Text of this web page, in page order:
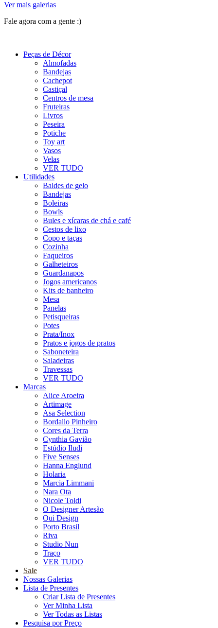
Ver mais galerias
Fale agora com a gente :)
Peças de Décor
Almofadas
Bandejas
Cachepot
Castiçal
Centros de mesa
Fruteiras
Livros
Peseira
Potiche
Toy art
Vasos
Velas
VER TUDO
Utilidades
Baldes de gelo
Bandejas
Boleiras
Bowls
Bules e xícaras de chá e café
Cestos de lixo
Copo e taças
Cozinha
Faqueiros
Galheteiros
Guardanapos
Jogos americanos
Kits de banheiro
Mesa
Panelas
Petisqueiras
Potes
Prata/Inox
Pratos e jogos de pratos
Saboneteira
Saladeiras
Travessas
VER TUDO
Marcas
Alice Aroeira
Artimage
Asa Selection
Bordallo Pinheiro
Cores da Terra
Cynthia Gavião
Estúdio Iludi
Five Senses
Hanna Englund
Holaria
Marcia Limmani
Nara Ota
Nicole Toldi
O Designer Artesão
Oui Design
Porto Brasil
Riva
Studio Nun
Traço
VER TUDO
Sale
Nossas Galerias
Lista de Presentes
Criar Lista de Presentes
Ver Minha Lista
Ver Todas as Listas
Pesquisa por Preço